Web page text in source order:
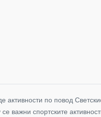
по повод
важни спортските